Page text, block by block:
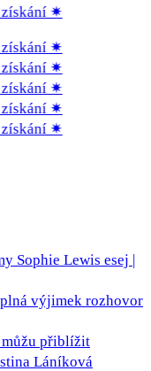
✷
✷
✷
✷
✷
✷
Sophie Lewis esej |
výjimek rozhovor
můžu přiblížit
Láníková